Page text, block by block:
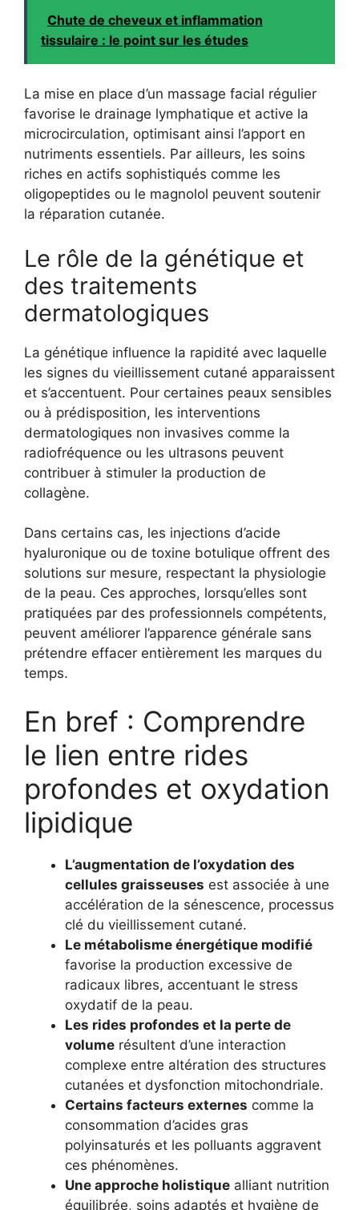
Chute de cheveux et inflammation
tissulaire : le point sur les études
La mise en place d’un massage facial régulier
favorise le drainage lymphatique et active la
microcirculation, optimisant ainsi l’apport en
nutriments essentiels. Par ailleurs, les soins
riches en actifs sophistiqués comme les
oligopeptides ou le magnolol peuvent soutenir
la réparation cutanée.
Le rôle de la génétique et
des traitements
dermatologiques
La génétique influence la rapidité avec laquelle
les signes du vieillissement cutané apparaissent
et s’accentuent. Pour certaines peaux sensibles
ou à prédisposition, les interventions
dermatologiques non invasives comme la
radiofréquence ou les ultrasons peuvent
contribuer à stimuler la production de
collagène.
Dans certains cas, les injections d’acide
hyaluronique ou de toxine botulique offrent des
solutions sur mesure, respectant la physiologie
de la peau. Ces approches, lorsqu’elles sont
pratiquées par des professionnels compétents,
peuvent améliorer l’apparence générale sans
prétendre effacer entièrement les marques du
temps.
En bref : Comprendre
le lien entre rides
profondes et oxydation
lipidique
L’augmentation de l’oxydation des
cellules graisseuses est associée à une
accélération de la sénescence, processus
clé du vieillissement cutané.
Le métabolisme énergétique modifié
favorise la production excessive de
radicaux libres, accentuant le stress
oxydatif de la peau.
Les rides profondes et la perte de
volume résultent d’une interaction
complexe entre altération des structures
cutanées et dysfonction mitochondriale.
Certains facteurs externes comme la
consommation d’acides gras
polyinsaturés et les polluants aggravent
ces phénomènes.
Une approche holistique alliant nutrition
équilibrée, soins adaptés et hygiène de